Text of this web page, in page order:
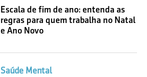
Escala de fim de ano: entenda as
regras para quem trabalha no Natal
e Ano Novo
Saúde Mental